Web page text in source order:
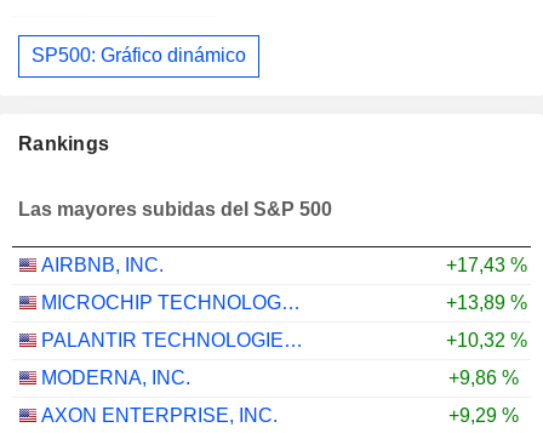
SP500: Gráfico dinámico
Rankings
Las mayores subidas del S&P 500
AIRBNB, INC.
+17,43 %
MICROCHIP TECHNOLOGY INCORPORATED
+13,89 %
PALANTIR TECHNOLOGIES INC.
+10,32 %
MODERNA, INC.
+9,86 %
AXON ENTERPRISE, INC.
+9,29 %